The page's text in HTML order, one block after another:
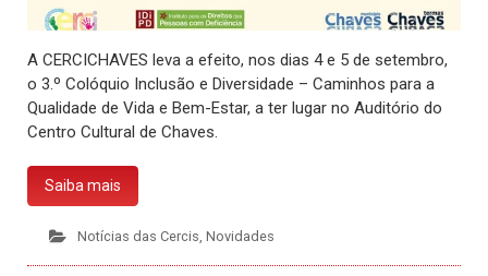
A CERCICHAVES leva a efeito, nos dias 4 e 5 de setembro,
o 3.º Colóquio Inclusão e Diversidade – Caminhos para a
Qualidade de Vida e Bem-Estar, a ter lugar no Auditório do
Centro Cultural de Chaves.
Saiba mais
Notícias das Cercis Novidades